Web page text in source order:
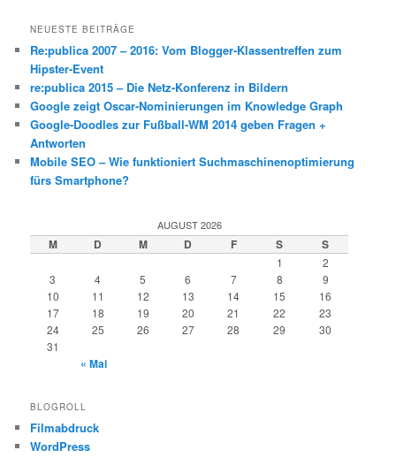
h
n
NEUESTE BEITRÄGE
Re:publica 2007 – 2016: Vom Blogger-Klassentreffen zum
Hipster-Event
re:publica 2015 – Die Netz-Konferenz in Bildern
Google zeigt Oscar-Nominierungen im Knowledge Graph
Google-Doodles zur Fußball-WM 2014 geben Fragen +
Antworten
Mobile SEO – Wie funktioniert Suchmaschinenoptimierung
fürs Smartphone?
AUGUST 2026
M D M D F S S
1
2
3
4 5 6 7 8
9
10
11 12 13 14 15
16
17
18 19 20 21 22
23
24
25 26 27 28 29
30
31
« Mai
BLOGROLL
Filmabdruck
WordPress